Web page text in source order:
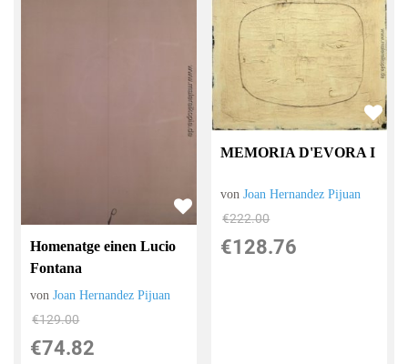
Homenatge einen Lucio
Fontana
vonJoan Hernandez Pijuan
€129.00
€74.82
MEMORIA D'EVORA I
vonJoan Hernandez Pijuan
€222.00
€128.76